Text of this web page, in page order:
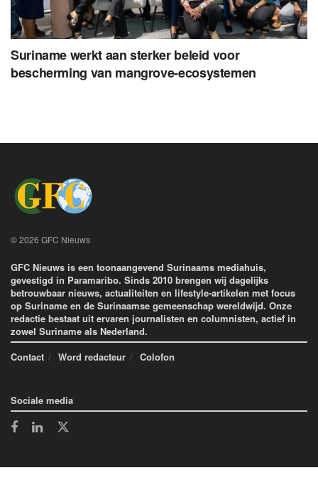
Suriname werkt aan sterker beleid voor
bescherming van mangrove-ecosystemen
© 2026 GFC Nieuws
GFC Nieuws is een toonaangevend Surinaams mediahuis,
gevestigd in Paramaribo. Sinds 2010 brengen wij dagelijks
betrouwbaar nieuws, actualiteiten en lifestyle-artikelen met focus
op Suriname en de Surinaamse gemeenschap wereldwijd. Onze
redactie bestaat uit ervaren journalisten en columnisten, actief in
zowel Suriname als Nederland.
Contact
Word redacteur Colofon
Sociale media